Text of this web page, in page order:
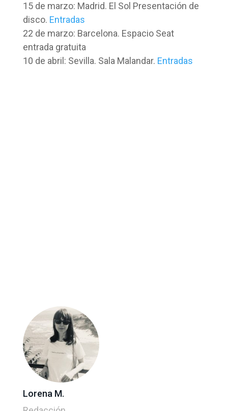
15 de marzo: Madrid. El Sol Presentación de
disco. Entradas
22 de marzo: Barcelona. Espacio Seat
entrada gratuita
10 de abril: Sevilla. Sala Malandar. Entradas
Lorena M.